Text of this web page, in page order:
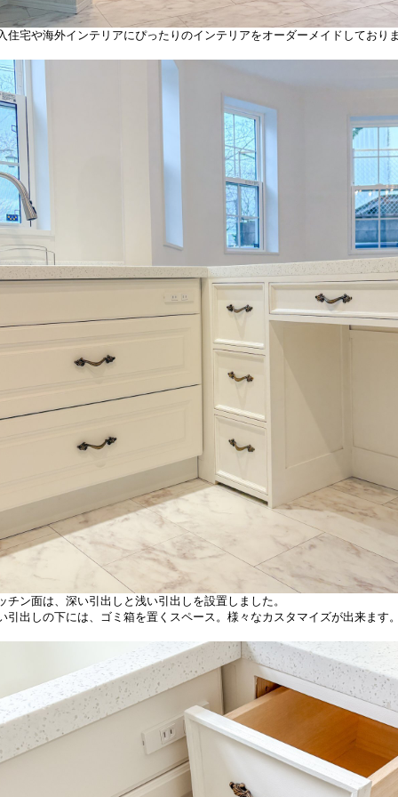
住宅や海外インテリアにぴったりのインテリアをオーダーメイドしており
チン面は、深い引出しと浅い引出しを設置しました。
引出しの下には、ゴミ箱を置くスペース。様々なカスタマイズが出来ます